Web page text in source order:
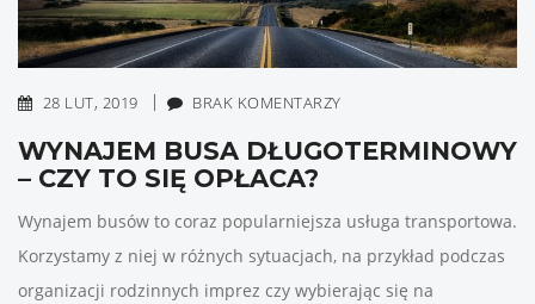
28 LUT, 2019 BRAK KOMENTARZY
WYNAJEM BUSA DŁUGOTERMINOWY
– CZY TO SIĘ OPŁACA?
Wynajem busów to coraz popularniejsza usługa transportowa.
Korzystamy z niej w różnych sytuacjach, na przykład podczas
organizacji rodzinnych imprez czy wybierając się na